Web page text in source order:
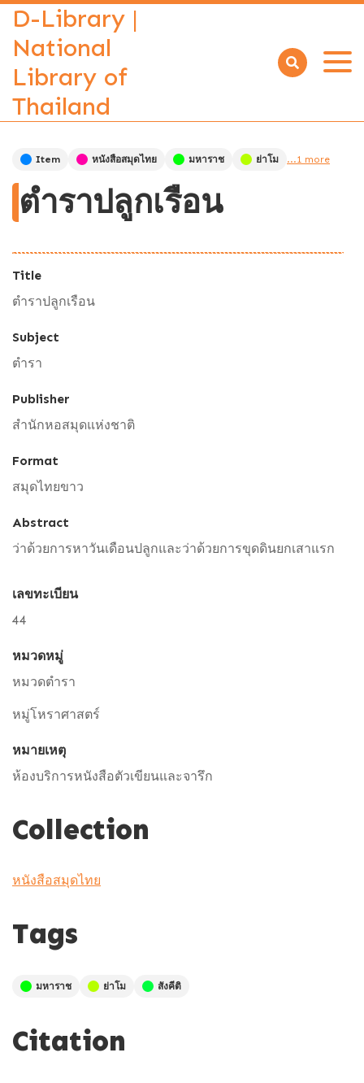
D-Library |
National
Library of
Thailand
Open
Item หนังสือสมุดไทย มหาราช ย่าโม ...1 more
ตำราปลูกเรือน
Title
ตำราปลูกเรือน
Subject
ตำรา
Publisher
สำนักหอสมุดแห่งชาติ
Format
สมุดไทยขาว
Abstract
ว่าด้วยการหาวันเดือนปลูกและว่าด้วยการขุดดินยกเสาแรก
เลขทะเบียน
44
หมวดหมู่
หมวดตำรา
หมู่โหราศาสตร์
หมายเหตุ
ห้องบริการหนังสือตัวเขียนและจารึก
Collection
หนังสือสมุดไทย
Tags
มหาราช ย่าโม สังคีติ
Citation